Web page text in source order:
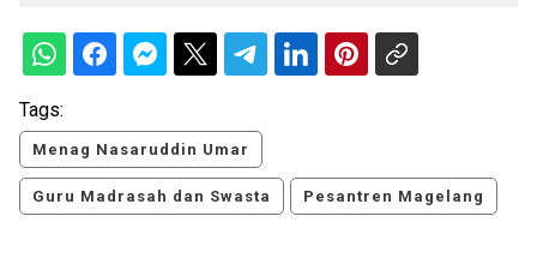
Tags:
Menag Nasaruddin Umar
Guru Madrasah dan Swasta Pesantren Magelang